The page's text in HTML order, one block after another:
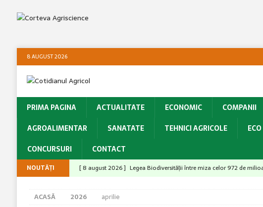
8 AUGUST 2026
PRIMA PAGINA ACTUALITATE ECONOMIC COMPANII
AGROALIMENTAR
SANATATE TEHNICI AGRICOLE ECO
CONCURSURI
CONTACT
NOUTĂȚI [ 8 august 2026 ] Legea Biodiversității între miza celor 972 de
[ 8 august 2026 ]
Barierele administrative care decid soarta
ACASĂ 2026 aprilie